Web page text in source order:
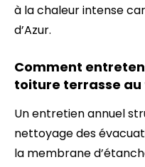
à la chaleur intense
d’Azur.
Comment
toiture terrasse au
Un entretien annuel
nettoyage des
la membrane